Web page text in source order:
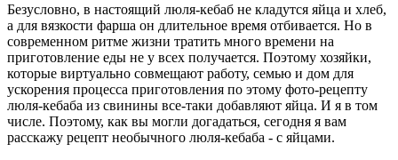
Безусловно, в настоящий люля-кебаб не кладутся яйца и хлеб,
а для вязкости фарша он длительное время отбивается. Но в
современном ритме жизни тратить много времени на
приготовление еды не у всех получается. Поэтому хозяйки,
которые виртуально совмещают работу, семью и дом для
ускорения процесса приготовления по этому фото-рецепту
люля-кебаба из свинины все-таки добавляют яйца. И я в том
числе. Поэтому, как вы могли догадаться, сегодня я вам
расскажу рецепт необычного люля-кебаба - с яйцами.